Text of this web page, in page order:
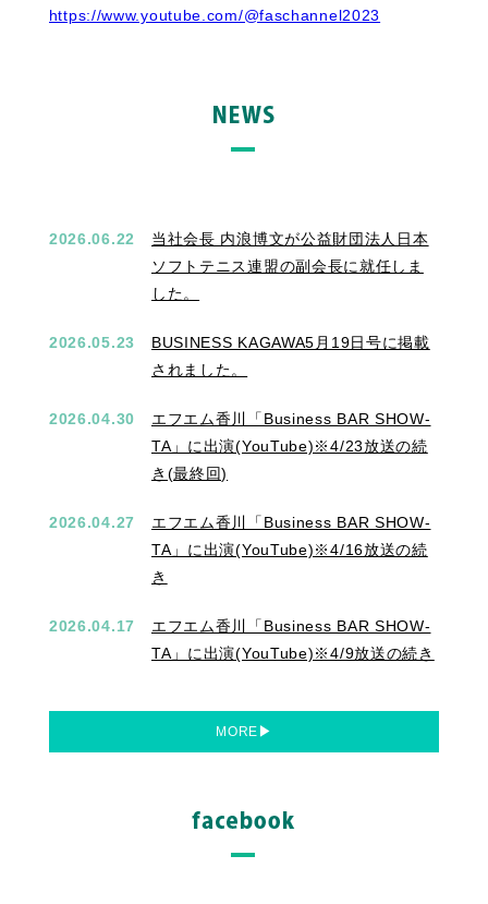
https://www.youtube.com/@faschannel2023
2026.06.22
当社会長 内浪博文が公益財団法人日本
ソフトテニス連盟の副会長に就任しま
した。
2026.05.23
BUSINESS KAGAWA5月19日号に掲載
されました。
2026.04.30
エフエム香川「Business BAR SHOW-
TA」に出演(YouTube)※4/23放送の続
き(最終回)
2026.04.27
エフエム香川「Business BAR SHOW-
TA」に出演(YouTube)※4/16放送の続
き
2026.04.17
エフエム香川「Business BAR SHOW-
TA」に出演(YouTube)※4/9放送の続き
MORE ▶